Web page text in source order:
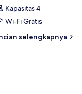
Kapasitas 4
Wi-Fi Gratis
selengkapnya